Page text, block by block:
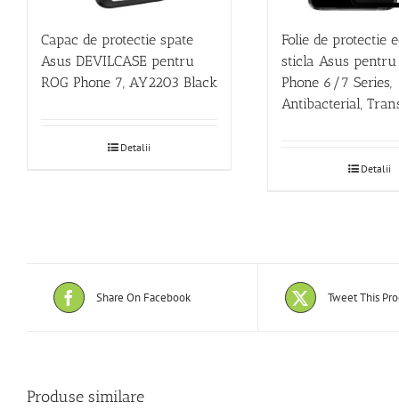
Capac de protectie spate
Asus DEVILCASE pentru
ROG Phone 7, AY2203 Black
Detalii
Folie de protectie
sticla Asus pentru
Phone 6/7 Series,
Antibacterial,
Detalii
Share On Facebook Tweet This
Produse similare